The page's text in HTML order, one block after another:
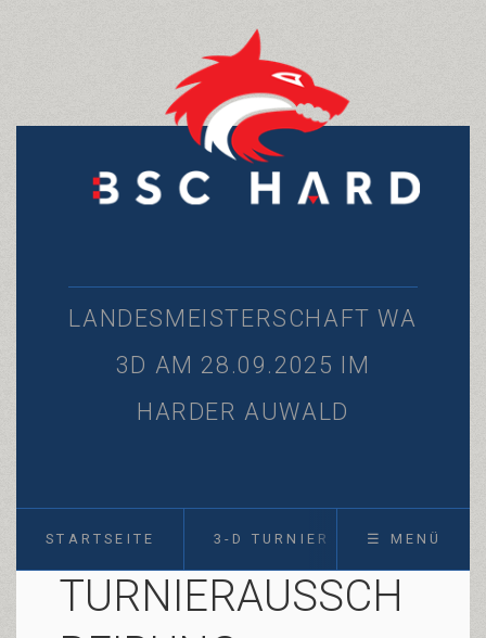
LANDESMEISTERSCHAFT WA
3D AM 28.09.2025 IM
HARDER AUWALD
STARTSEITE 3-D TURNIER ☰ MENÜ
TURNIERAUSSCH